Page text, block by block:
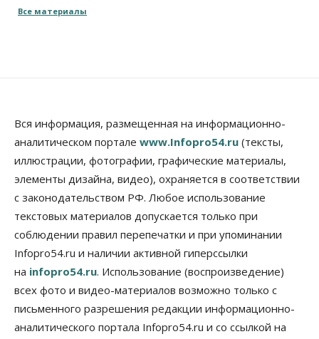
06 Августа 2026, 15:53
Бизнес
Правительство России продлило разрешение на
выпуск бензина «Евро-3»
06 Августа 2026, 14:00
Общество
«За тех, у кого от 270 баллов,
настоящая борьба»: вузы настойчиво
обзванивают новосибирских высокобалльников
перед зачислением
06 Августа 2026, 13:00
Власть
Режим ЧС ввели в Омской области из-за засухи
06 Августа 2026, 12:15
Все материалы
Вся информация, размещенная на информационно-
аналитическом портале www.Infopro54.ru (тексты,
иллюстрации, фотографии, графические материалы,
элементы дизайна, видео), охраняется в соответствии
с законодательством РФ. Любое использование
текстовых материалов допускается только при
соблюдении правил перепечатки и при упоминании
Infopro54.ru и наличии активной гиперссылки
на infopro54.ru. Использование (воспроизведение)
всех фото и видео-материалов возможно только с
письменного разрешения редакции информационно-
аналитического портала Infopro54.ru и со ссылкой на